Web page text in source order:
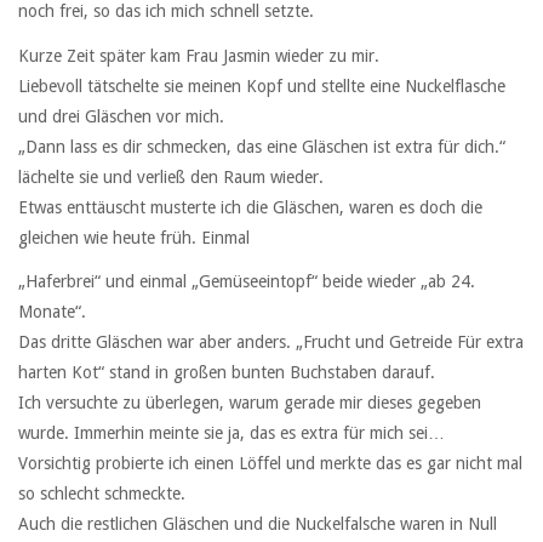
noch frei, so das ich mich schnell setzte.
Kurze Zeit später kam Frau Jasmin wieder zu mir.
Liebevoll tätschelte sie meinen Kopf und stellte eine Nuckelflasche
und drei Gläschen vor mich.
„Dann lass es dir schmecken, das eine Gläschen ist extra für dich.“
lächelte sie und verließ den Raum wieder.
Etwas enttäuscht musterte ich die Gläschen, waren es doch die
gleichen wie heute früh. Einmal
„Haferbrei“ und einmal „Gemüseeintopf“ beide wieder „ab 24.
Monate“.
Das dritte Gläschen war aber anders. „Frucht und Getreide Für extra
harten Kot“ stand in großen bunten Buchstaben darauf.
Ich versuchte zu überlegen, warum gerade mir dieses gegeben
wurde. Immerhin meinte sie ja, das es extra für mich sei…
Vorsichtig probierte ich einen Löffel und merkte das es gar nicht mal
so schlecht schmeckte.
Auch die restlichen Gläschen und die Nuckelfalsche waren in Null